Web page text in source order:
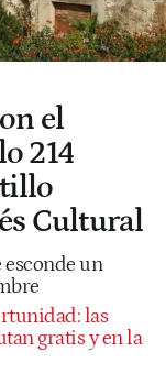
el
214
Cultural
un
las
gratis y en la